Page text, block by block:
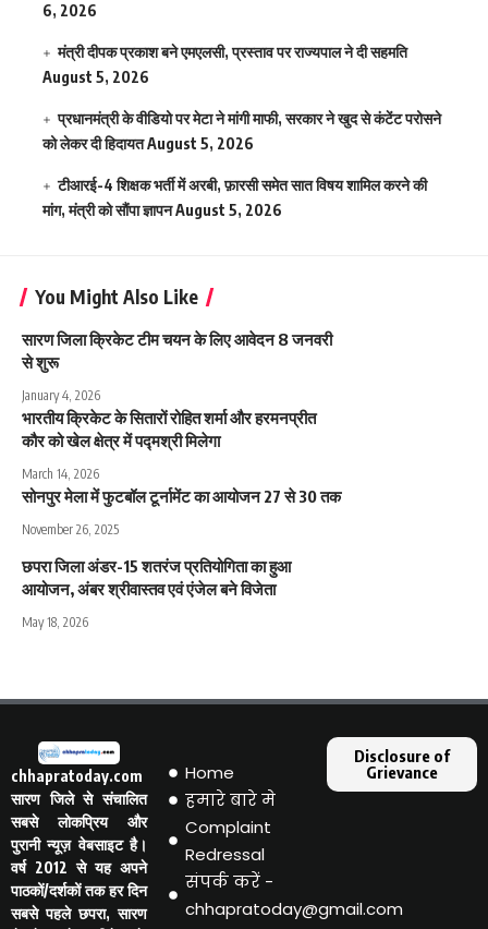
6, 2026
मंत्री दीपक प्रकाश बने एमएलसी, प्रस्ताव पर राज्यपाल ने दी सहमति
August 5, 2026
प्रधानमंत्री के वीडियो पर मेटा ने मांगी माफी, सरकार ने खुद से कंटेंट परोसने
को लेकर दी हिदायतAugust 5, 2026
टीआरई-4 शिक्षक भर्ती में अरबी, फ़ारसी समेत सात विषय शामिल करने की
मांग, मंत्री को सौंपा ज्ञापनAugust 5, 2026
You Might Also Like
सारण जिला क्रिकेट टीम चयन के लिए आवेदन 8 जनवरी
से शुरू
January 4, 2026
भारतीय क्रिकेट के सितारों रोहित शर्मा और हरमनप्रीत
कौर को खेल क्षेत्र में पद्मश्री मिलेगा
March 14, 2026
सोनपुर मेला में फुटबॉल टूर्नामेंट का आयोजन 27 से 30 तक
November 26, 2025
छपरा जिला अंडर-15 शतरंज प्रतियोगिता का हुआ
आयोजन, अंबर श्रीवास्तव एवं एंजेल बने विजेता
May 18, 2026
chhapratoday.com
सारण जिले से संचालित
सबसे लोकप्रिय और
पुरानी न्यूज़ वेबसाइट है।
वर्ष 2012 से यह अपने
पाठकों/दर्शकों तक हर दिन
सबसे पहले छपरा, सारण
Home
हमारे बारे मे
Complaint
Redressal
संपर्क करें -
chhapratoday@gmail.com
Disclosure of
Grievance